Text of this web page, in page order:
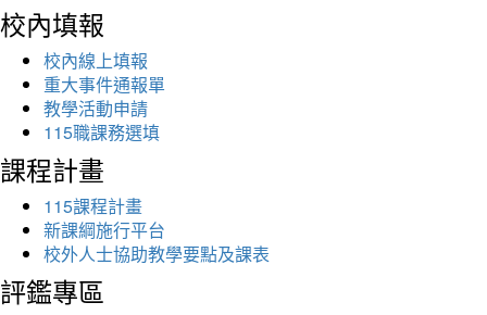
校內填報
校內線上填報
重大事件通報單
教學活動申請
115職課務選填
課程計畫
115課程計畫
新課綱施行平台
校外人士協助教學要點及課表
評鑑專區